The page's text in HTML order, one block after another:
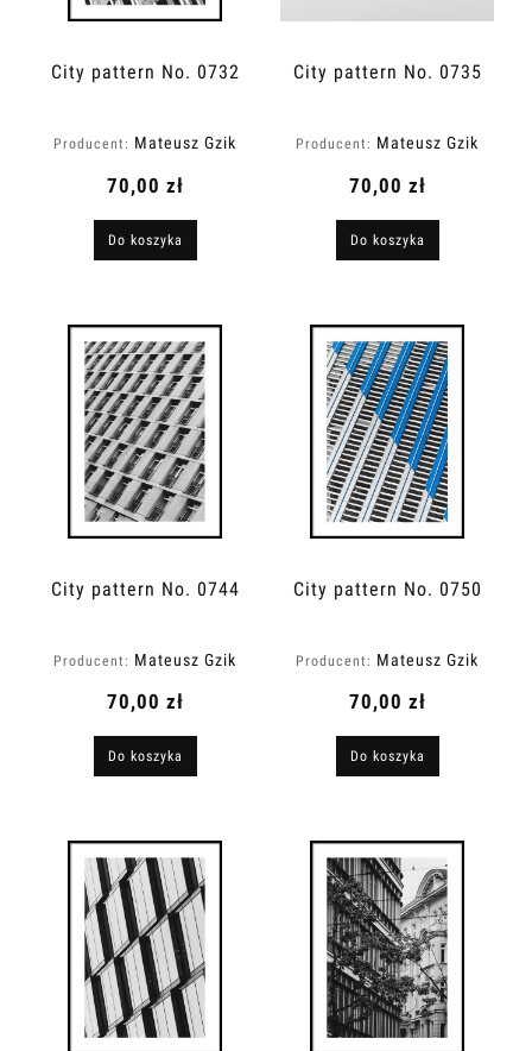
City pattern No. 0732
Producent: Mateusz Gzik
70,00 zł
Do koszyka
City pattern No. 0735
Producent: Mateusz Gzik
70,00 zł
Do koszyka
City pattern No. 0744
Producent: Mateusz Gzik
70,00 zł
Do koszyka
City pattern No. 0750
Producent: Mateusz Gzik
70,00 zł
Do koszyka